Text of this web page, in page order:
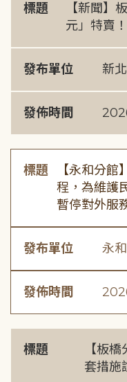
標題
【新聞】
元」特賣
發布單位 新
發佈時間
標題
【永和分
程，為維護
暫停對外服
發布單位 永
發佈時間
標題
【板
套措施